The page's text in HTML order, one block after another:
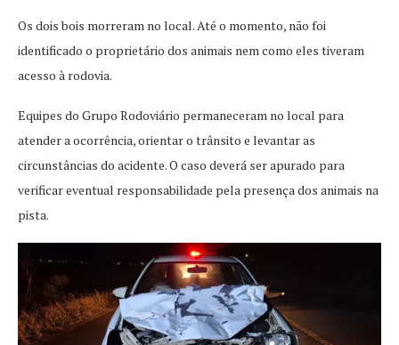
Os dois bois morreram no local. Até o momento, não foi
identificado o proprietário dos animais nem como eles tiveram
acesso à rodovia.
Equipes do Grupo Rodoviário permaneceram no local para
atender a ocorrência, orientar o trânsito e levantar as
circunstâncias do acidente. O caso deverá ser apurado para
verificar eventual responsabilidade pela presença dos animais na
pista.